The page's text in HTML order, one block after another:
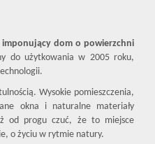
imponujący dom o powierzchni
do użytkowania w 2005 roku,
Wysokie pomieszczenia,
okna i naturalne materiały
od progu czuć, że to miejsce
o życiu w rytmie natury.